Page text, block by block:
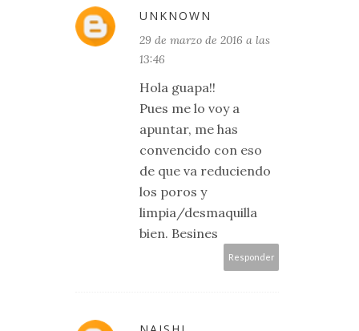
UNKNOWN
29 de marzo de 2016 a las
13:46
Hola guapa!!
Pues me lo voy a
apuntar, me has
convencido con eso
de que va reduciendo
los poros y
limpia/desmaquilla
bien. Besines
Responder